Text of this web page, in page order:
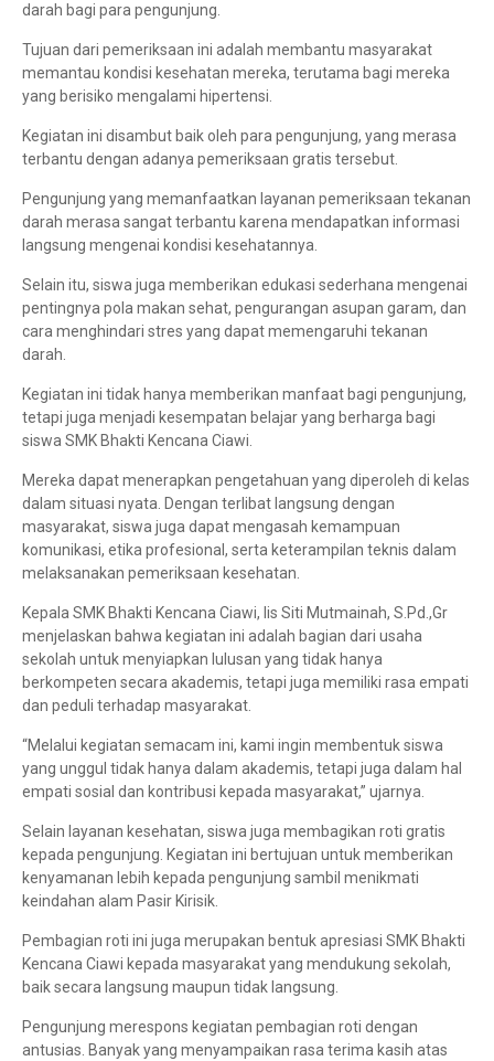
darah bagi para pengunjung.
Tujuan dari pemeriksaan ini adalah membantu masyarakat
memantau kondisi kesehatan mereka, terutama bagi mereka
yang berisiko mengalami hipertensi.
Kegiatan ini disambut baik oleh para pengunjung, yang merasa
terbantu dengan adanya pemeriksaan gratis tersebut.
Pengunjung yang memanfaatkan layanan pemeriksaan tekanan
darah merasa sangat terbantu karena mendapatkan informasi
langsung mengenai kondisi kesehatannya.
Selain itu, siswa juga memberikan edukasi sederhana mengenai
pentingnya pola makan sehat, pengurangan asupan garam, dan
cara menghindari stres yang dapat memengaruhi tekanan
darah.
Kegiatan ini tidak hanya memberikan manfaat bagi pengunjung,
tetapi juga menjadi kesempatan belajar yang berharga bagi
siswa SMK Bhakti Kencana Ciawi.
Mereka dapat menerapkan pengetahuan yang diperoleh di kelas
dalam situasi nyata. Dengan terlibat langsung dengan
masyarakat, siswa juga dapat mengasah kemampuan
komunikasi, etika profesional, serta keterampilan teknis dalam
melaksanakan pemeriksaan kesehatan.
Kepala SMK Bhakti Kencana Ciawi, Iis Siti Mutmainah, S.Pd.,Gr
menjelaskan bahwa kegiatan ini adalah bagian dari usaha
sekolah untuk menyiapkan lulusan yang tidak hanya
berkompeten secara akademis, tetapi juga memiliki rasa empati
dan peduli terhadap masyarakat.
“Melalui kegiatan semacam ini, kami ingin membentuk siswa
yang unggul tidak hanya dalam akademis, tetapi juga dalam hal
empati sosial dan kontribusi kepada masyarakat,” ujarnya.
Selain layanan kesehatan, siswa juga membagikan roti gratis
kepada pengunjung. Kegiatan ini bertujuan untuk memberikan
kenyamanan lebih kepada pengunjung sambil menikmati
keindahan alam Pasir Kirisik.
Pembagian roti ini juga merupakan bentuk apresiasi SMK Bhakti
Kencana Ciawi kepada masyarakat yang mendukung sekolah,
baik secara langsung maupun tidak langsung.
Pengunjung merespons kegiatan pembagian roti dengan
antusias. Banyak yang menyampaikan rasa terima kasih atas